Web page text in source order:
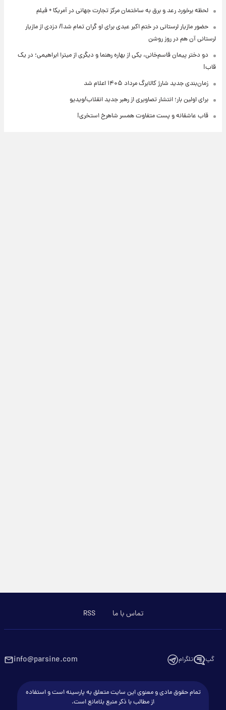
لحظه برخورد رعد و برق به ساختمان مرکز تجارت جهانی در آمریکا + فیلم
حضور مازیار لرستانی در ختم اکبر عبدی برای او گران تمام شد!/ دزدی از مازیار
لرستانی آن هم در روز روشن
دو دختر پیمان قاسم‌خانی، یکی از بهاره رهنما و دیگری از میترا ابراهیمی؛ در یک
قاب!
زمان‌بندی جدید شارژ کالابرگ مرداد ۱۴۰۵ اعلام شد
برای اولین بار؛ انتشار تصاویری از رهبر جدید انقلاب/ویدیو
قاب عاشقانه و پست متفاوت همسر شاهرخ استخری!
تماس با ما RSS
گپ تلگرام info@parsine.com
تمام حقوق مادی و معنوی این سایت متعلق به پارسینه است و استفاده
از مطالب با ذکر منبع بلامانع است.